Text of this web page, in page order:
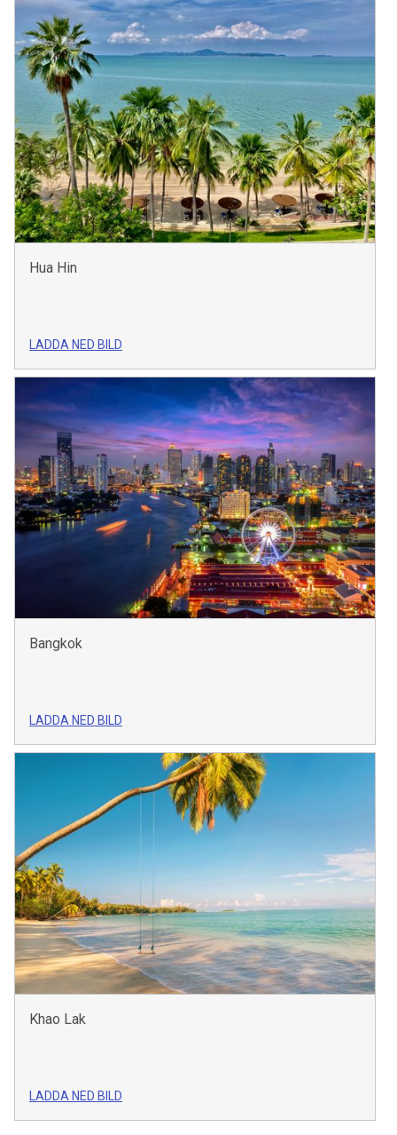
Hua Hin
LADDA NED BILD
Bangkok
LADDA NED BILD
Khao Lak
LADDA NED BILD